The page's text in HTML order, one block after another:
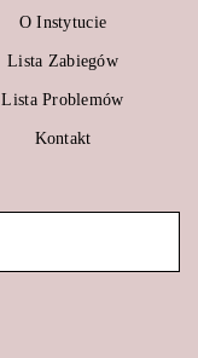
O Instytucie
Lista Zabiegów
Lista Problemów
Kontakt